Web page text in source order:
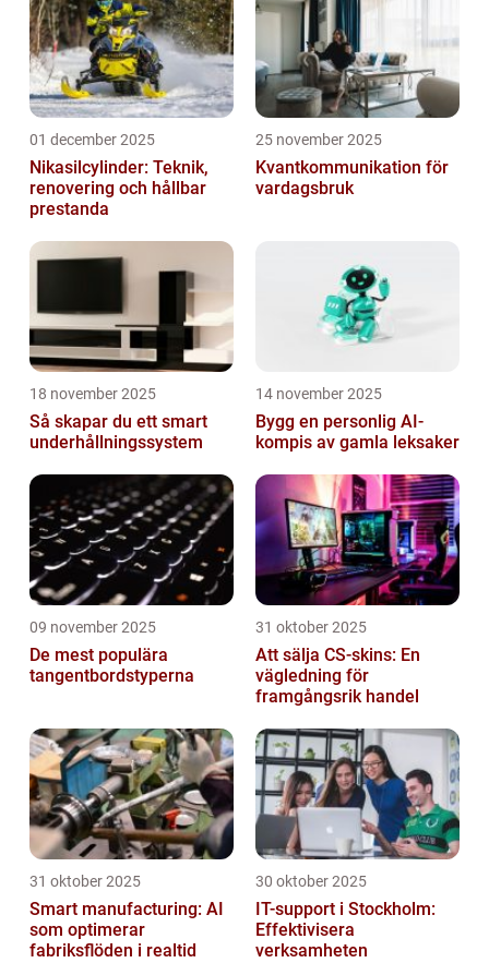
01 december 2025
Nikasilcylinder: Teknik,
renovering och hållbar
prestanda
25 november 2025
Kvantkommunikation för
vardagsbruk
18 november 2025
Så skapar du ett smart
underhållningssystem
14 november 2025
Bygg en personlig AI-
kompis av gamla leksaker
09 november 2025
De mest populära
tangentbordstyperna
31 oktober 2025
Att sälja CS-skins: En
vägledning för
framgångsrik handel
31 oktober 2025
Smart manufacturing: AI
som optimerar
fabriksflöden i realtid
30 oktober 2025
IT-support i Stockholm:
Effektivisera
verksamheten